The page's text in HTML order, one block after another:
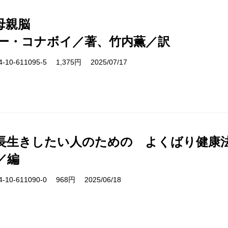
親脳
・コナボイ／著、竹内薫／訳
10-611095-5 1,375円 2025/07/17
生きしたい人のための よくばり健康
編
10-611090-0 968円 2025/06/18